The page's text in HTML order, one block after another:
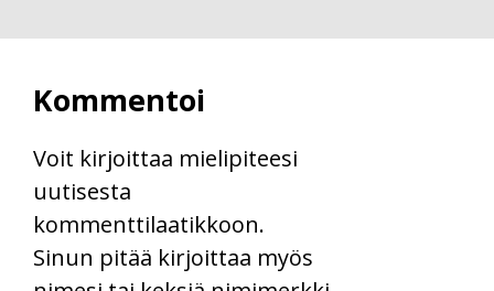
Kommentoi
Voit kirjoittaa mielipiteesi
uutisesta
kommenttilaatikkoon.
Sinun pitää kirjoittaa myös